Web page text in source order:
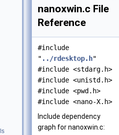
nanoxwin.c File
Reference
#include
" ../rdesktop.h"
#include <stdarg.h>
#include <unistd.h>
#include <pwd.h>
#include <nano-X.h>
Include dependency
graph for nanoxwin.c: